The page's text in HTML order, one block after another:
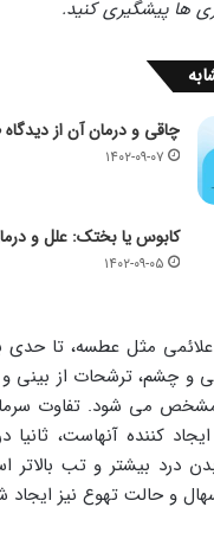
ها پیشگیری کنید.
چاقی و درمان آن از
۱۴۰۲-۰۹-۰۷
کابوس یا بختک: علل و
۱۴۰۲-۰۹-۰۵
علائمی مثل عطسه، تا
و چشم، ترشحات از بینی و
می شود. تفاوت
کننده آنهاست، ثانیا در
درد بیشتر و تب
و حالت تهوع نیز ایجاد